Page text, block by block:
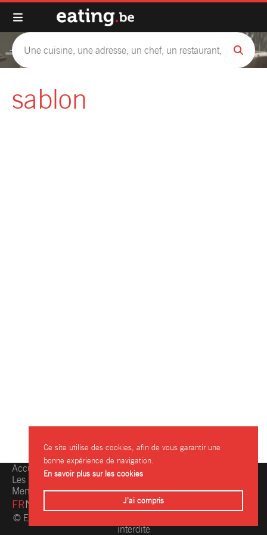
sablon
Accueil
Les restaurants
Mentions légales
Une question, une info ?
Contactez-nous
FRNL
© Eating.be 2004-2026 - Toute reproduction même partielle
interdite
Ce site utilise des cookies, afin de vous garantir une
bonne expérience de navigation.
En savoir plus sur les cookies
J'ai compris